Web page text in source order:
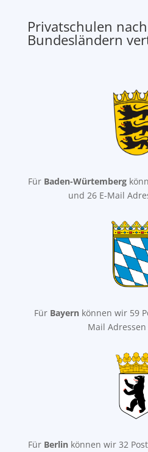
Privatschulen nach
Bundesländern
Für Baden-Würtemberg
und 26 E-Mail
Für Bayern können wir 59
Mail
Für Berlinkönnen wir 32